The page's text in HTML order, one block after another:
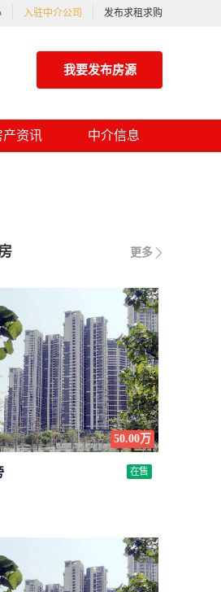
入驻中介公司 发布求租求购
我要发布房源
产资讯 中介信息
更多
50.00万
在售